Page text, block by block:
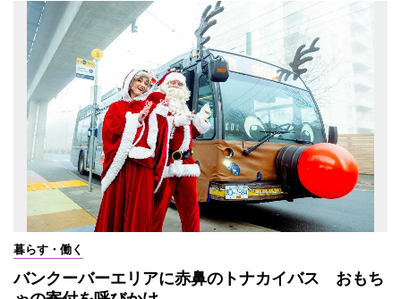
暮らす・働く
バンクーバーエリアに赤鼻のトナカイバス おもち